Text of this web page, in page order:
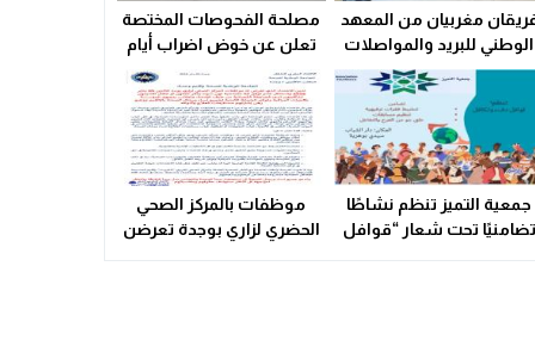
مغربيان من المعهد
الوطني للبريد والمواصلات
يتأهلان إلى شينزن
للمشاركة في المرحلة
العالمية من
مسابقة Huawei ICT
Competition 2025-2026
مصلحة الفحوصات المختصة
تعلن عن خوض اضراب أيام
25 و 26 فبراير الحالي
جمعية التميز تنظم نشاطًا
تضامنيًا تحت شعار “قوافل
موظفات بالمركز الصحي
الحضري لزاري بوجدة تعرضن